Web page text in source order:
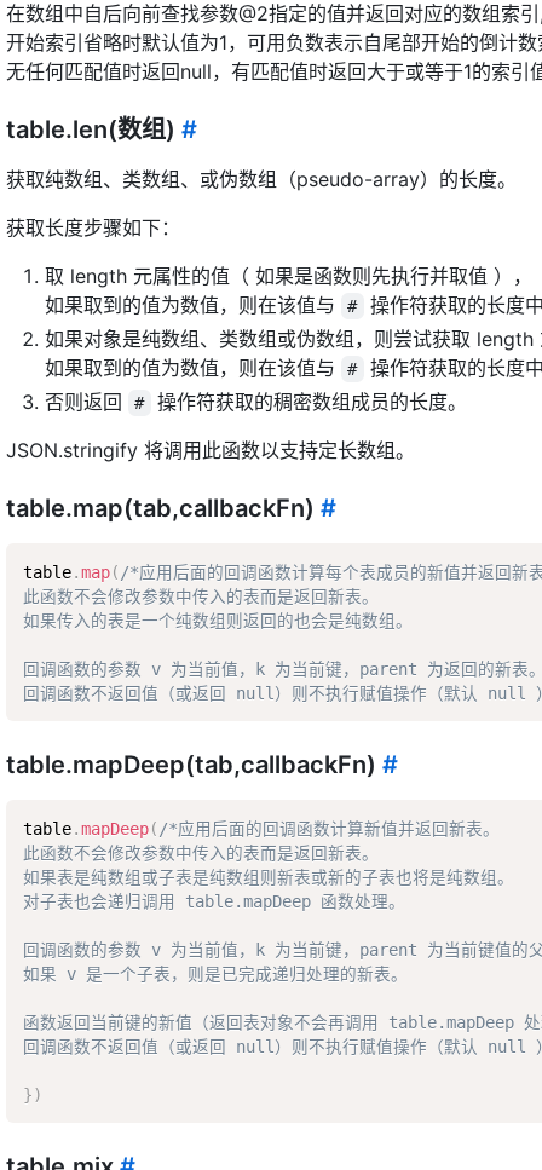
在数组中自后向前查找参数@2指定的值并返回对应的数组索
开始索引省略时默认值为1，可用负数表示自尾部开始的倒计
无任何匹配值时返回null，有匹配值时返回大于或等于1的索引
table.len(数组) #
获取纯数组、类数组、或伪数组（pseudo-array）的长度。
获取长度步骤如下：
取 length 元属性的值（ 如果是函数则先执行并取值 ），
如果取到的值为数值，则在该值与
#
操作符获取的长度
如果对象是纯数组、类数组或伪数组，则尝试获取
如果取到的值为数值，则在该值与
#
操作符获取的长度
否则返回
#
操作符获取的稠密数组成员的长度。
JSON.stringify 将调用此函数以支持定长数组。
table.map(tab,callbackFn) #
table.map( /*应用后面的回调函数计算每个表成员的新值并返回
此函数不会修改参数中传入的表而是返回新表。
如果传入的表是一个纯数组则返回的也会是纯数组。
回调函数的参数 v 为当前值，k 为当前键，parent 为返回的新
回调函数不返回值（或返回 null）则不执行赋值操作（默认 null
table.mapDeep(tab,callbackFn) #
table.mapDeep( /*应用后面的回调函数计算新值并返回新表。
此函数不会修改参数中传入的表而是返回新表。
如果表是纯数组或子表是纯数组则新表或新的子表也将是纯数组。
对子表也会递归调用 table.mapDeep 函数处理。
回调函数的参数 v 为当前值，k 为当前键，parent 为当前键值
如果 v 是一个子表，则是已完成递归处理的新表。
函数返回当前键的新值（返回表对象不会再调用 table.mapDeep
回调函数不返回值（或返回 null）则不执行赋值操作（默认 null
})